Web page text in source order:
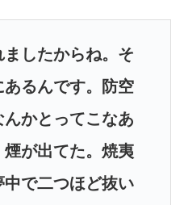
ましたからね。そ
るんです。防空
かとってこなあ
が出てた。焼夷
で二つほど抜い